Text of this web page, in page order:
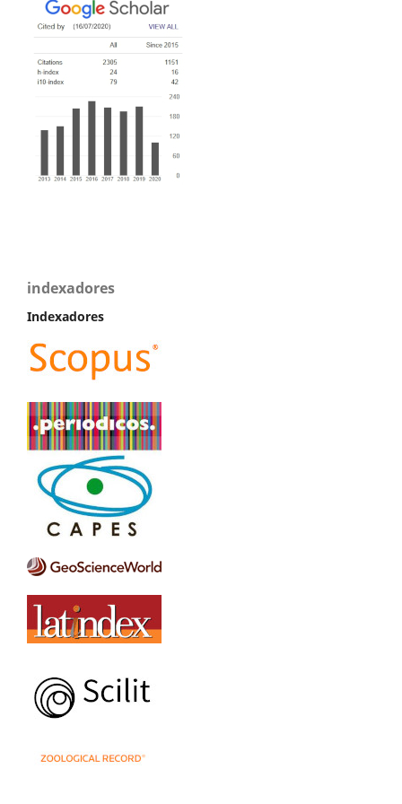
indexadores
Indexadores